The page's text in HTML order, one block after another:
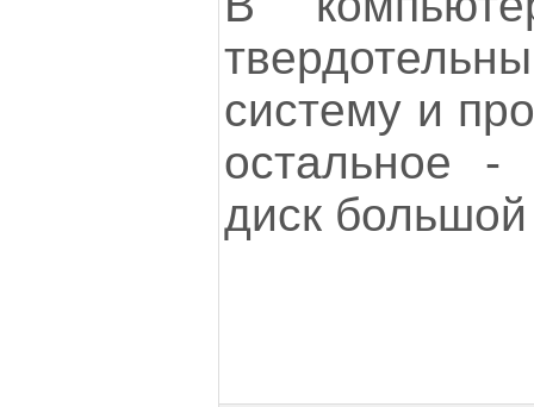
систему и
остальное -
диск